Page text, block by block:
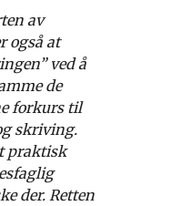
av
også at
ved å
de
forkurs til
skriving.
praktisk
der. Retten